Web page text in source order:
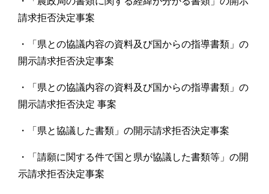
請求拒否決定事案
・「県との協議内容の資料及び国からの指導書類」の
開示請求拒否決定事案
・「県との協議内容の資料及び国からの指導書類」の
開示請求拒否決定 事案
・「県と協議した書類」の開示請求拒否決定事案
・「請願に関する件で国と県が協議した書類等」の開
示請求拒否決定事案